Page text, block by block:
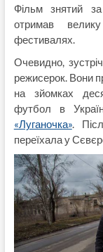
Фільм знятий за
отримав
фестивалях.
Очевидно,
режисерок. Вони
на зйомках
футбол в
«Луганочка».
переїхала у